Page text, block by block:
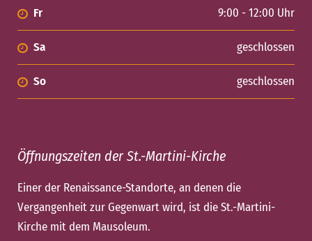
Fr 9:00 - 12:00 Uhr
Sa geschlossen
So geschlossen
Öffnungszeiten der St.-Martini-Kirche
Einer der Renaissance-Standorte, an denen die
Vergangenheit zur Gegenwart wird, ist die St.-Martini-
Kirche mit dem Mausoleum.